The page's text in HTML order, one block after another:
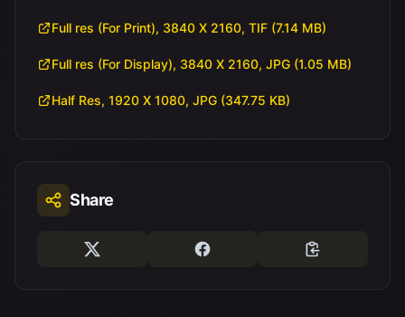
Full res (For Print), 3840 X 2160, TIF (7.14 MB)
Full res (For Display), 3840 X 2160, JPG (1.05 MB)
Half Res, 1920 X 1080, JPG (347.75 KB)
Share